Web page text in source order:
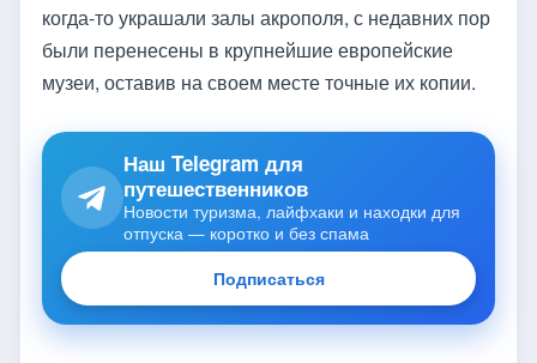
когда-то украшали залы акрополя, с недавних пор
были перенесены в крупнейшие европейские
музеи, оставив на своем месте точные их копии.
Наш Telegram для
путешественников
Новости туризма, лайфхаки и находки для
отпуска — коротко и без спама
Подписаться